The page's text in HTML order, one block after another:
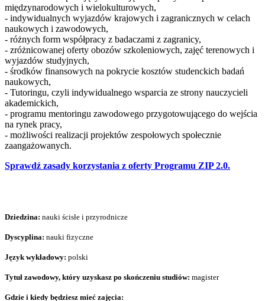
międzynarodowych i wielokulturowych,
- indywidualnych wyjazdów krajowych i zagranicznych w celach
naukowych i zawodowych,
- różnych form współpracy z badaczami z zagranicy,
- zróżnicowanej oferty obozów szkoleniowych, zajęć terenowych i
wyjazdów studyjnych,
- środków finansowych na pokrycie kosztów studenckich badań
naukowych,
- Tutoringu, czyli indywidualnego wsparcia ze strony nauczycieli
akademickich,
- programu mentoringu zawodowego przygotowującego do wejścia
na rynek pracy,
- możliwości realizacji projektów zespołowych społecznie
zaangażowanych.
Sprawdź zasady korzystania z oferty Programu ZIP 2.0.
Dziedzina: nauki ścisłe i przyrodnicze
Dyscyplina: nauki fizyczne
Język wykładowy: polski
Tytuł zawodowy, który uzyskasz po skończeniu studiów: magister
Gdzie i kiedy będziesz mieć zajęcia: